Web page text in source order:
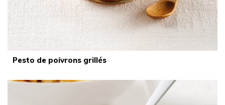
Pesto de poivrons grillés